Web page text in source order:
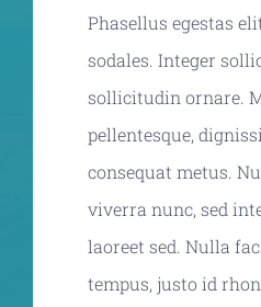
Phasellus egestas
sodales. Integer
sollicitudin ornare.
pellentesque,
consequat metus.
viverra nunc, sed
laoreet sed. Nulla
tempus, justo id